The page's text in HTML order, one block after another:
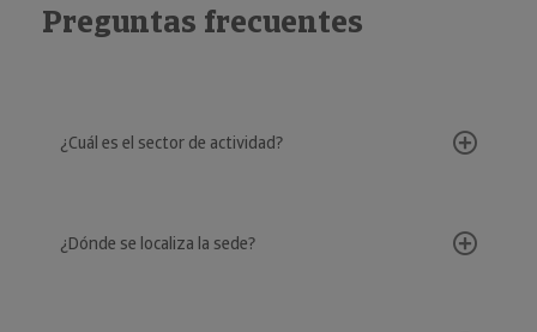
Preguntas frecuentes
¿Cuál es el sector de actividad?
¿Dónde se localiza la sede?